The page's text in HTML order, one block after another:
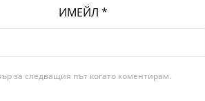
ИМЕЙЛ *
за следващия път когато коментирам.